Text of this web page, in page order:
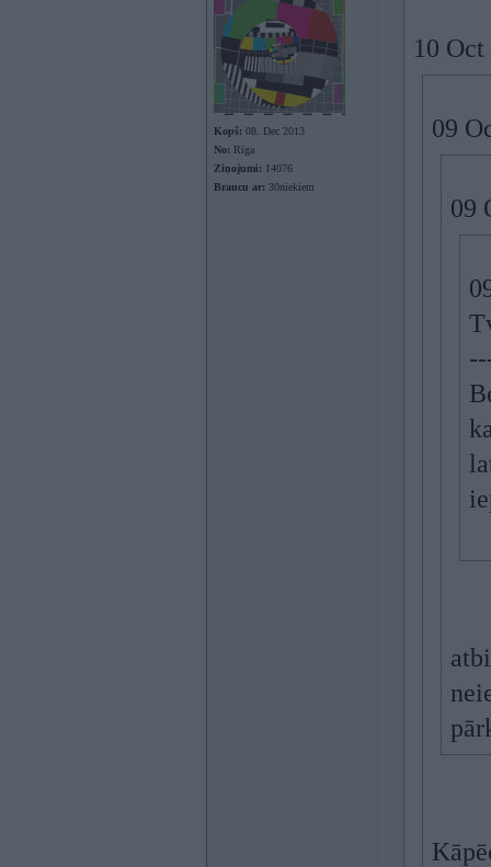
Kopš: 08. Dec 2013
No: Rīga
Ziņojumi: 14076
Braucu ar: 30niekiem
10
09
09